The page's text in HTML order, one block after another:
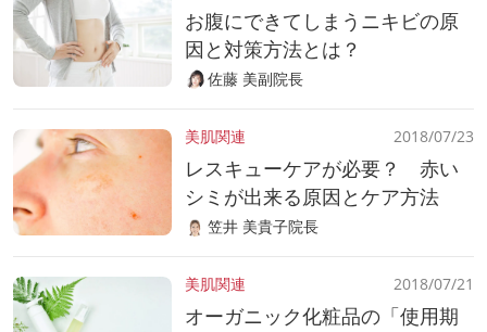
お腹にできてしまうニキビの原
因と対策方法とは？
佐藤 美副院長
美肌関連 2018/07/23
レスキューケアが必要？ 赤い
シミが出来る原因とケア方法
笠井 美貴子院長
美肌関連 2018/07/21
オーガニック化粧品の「使用期